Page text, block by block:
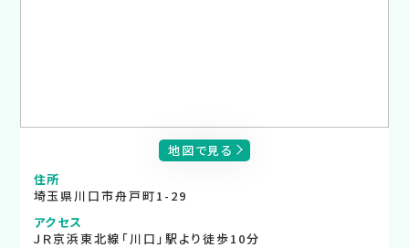
地図で見る
住所
埼玉県川口市舟戸町1-29
アクセス
ＪＲ京浜東北線「川口」駅より徒歩10分